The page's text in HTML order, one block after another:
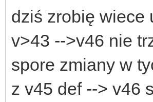
dziś zrobię wiece
v>43 -->v46 nie
spore zmiany w
z v45 def --> v46